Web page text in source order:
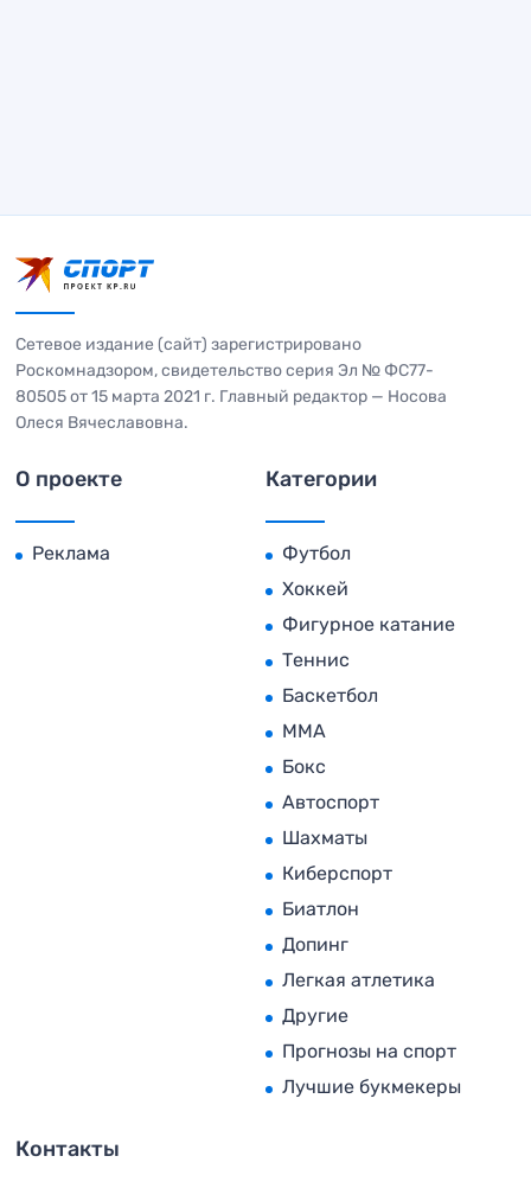
Сетевое издание (сайт) зарегистрировано
Роскомнадзором, свидетельство серия Эл № ФС77-
80505 от 15 марта 2021 г. Главный редактор — Носова
Олеся Вячеславовна.
О проекте
Реклама
Категории
Футбол
Хоккей
Фигурное катание
Теннис
Баскетбол
MMA
Бокс
Автоспорт
Шахматы
Киберспорт
Биатлон
Допинг
Легкая атлетика
Другие
Прогнозы на спорт
Лучшие букмекеры
Контакты